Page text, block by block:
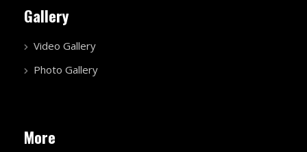
Gallery
Video Gallery
Photo Gallery
More